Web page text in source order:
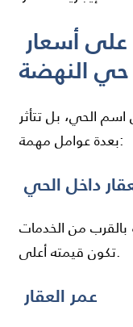
حي النهضة
الحي، بل تتأثر
بعدة عوامل مهمة:
داخل الحي
بالقرب من الخدمات
تكون قيمته أعلى.
عمر العقار